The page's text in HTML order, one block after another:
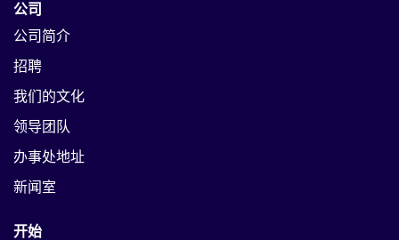
公司
公司简介
招聘
我们的文化
领导团队
办事处地址
新闻室
开始